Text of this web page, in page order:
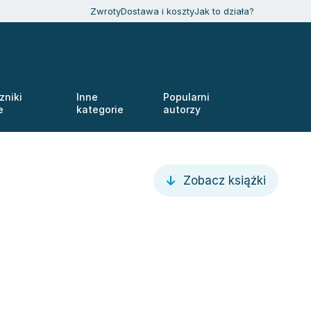
ZwrotyDostawa i kosztyJak to działa?
Inne
kategorie
Popularni
autorzy
Zobacz książki